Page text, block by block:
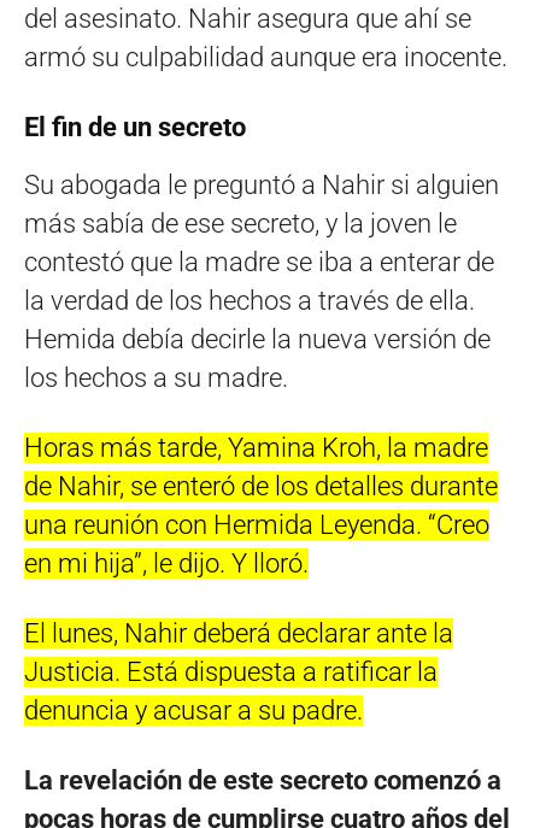
del asesinato. Nahir asegura que ahí se
armó su culpabilidad aunque era inocente.
El fin de un secreto
Su abogada le preguntó a Nahir si alguien
más sabía de ese secreto, y la joven le
contestó que la madre se iba a enterar de
la verdad de los hechos a través de ella.
Hemida debía decirle la nueva versión de
los hechos a su madre.
Horas más tarde, Yamina Kroh, la madre
de Nahir, se enteró de los detalles durante
una reunión con Hermida Leyenda. “Creo
en mi hija”, le dijo. Y lloró.
El lunes, Nahir deberá declarar ante la
Justicia. Está dispuesta a ratificar la
denuncia y acusar a su padre.
La revelación de este secreto comenzó a
pocas horas de cumplirse cuatro años del